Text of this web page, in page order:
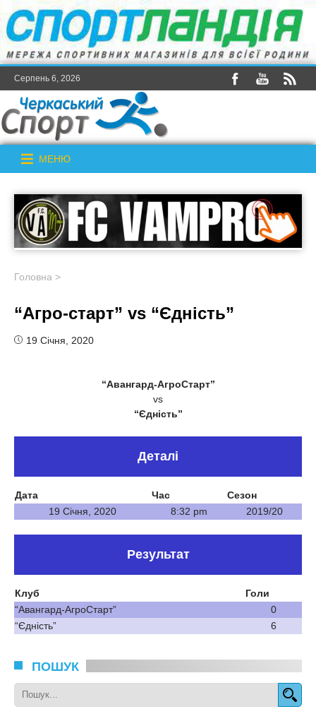
Серпень 6, 2026
МЕНЮ
Головна >
“Агро-старт” vs “Єдність”
19 Січня, 2020
“Авангард-АгроСтарт”
vs
“Єдність”
Деталі
Дата Час
Сезон
19 Січня, 2020
8:32 pm 2019/20
Результат
Клуб
Голи
“Авангард-АгроСтарт”
0
“Єдність”
6
ПОШУК